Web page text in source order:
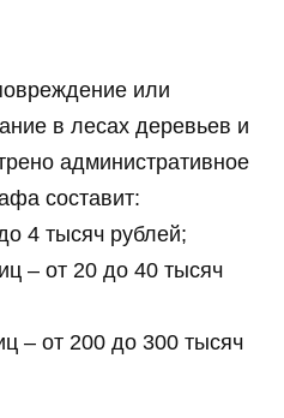
или
в лесах деревьев и
административное
составит:
4 тысяч рублей;
– от 20 до 40 тысяч
– от 200 до 300 тысяч